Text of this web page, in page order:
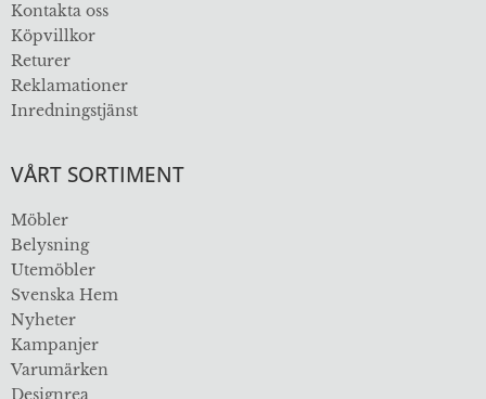
Kontakta oss
Köpvillkor
Returer
Reklamationer
Inredningstjänst
VÅRT SORTIMENT
Möbler
Belysning
Utemöbler
Svenska Hem
Nyheter
Kampanjer
Varumärken
Designrea